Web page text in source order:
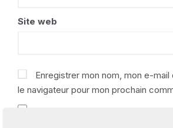
Site web
Enregistrer mon nom, mon e-
le navigateur pour mon prochain